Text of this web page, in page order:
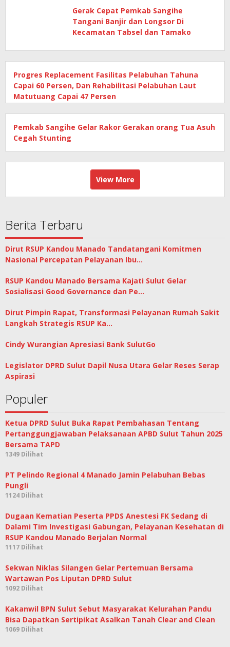
Gerak Cepat Pemkab Sangihe
Tangani Banjir dan Longsor Di
Kecamatan Tabsel dan Tamako
Progres Replacement Fasilitas Pelabuhan Tahuna
Capai 60 Persen, Dan Rehabilitasi Pelabuhan Laut
Matutuang Capai 47 Persen
Pemkab Sangihe Gelar Rakor Gerakan orang Tua Asuh
Cegah Stunting
View More
Berita Terbaru
Dirut RSUP Kandou Manado Tandatangani Komitmen
Nasional Percepatan Pelayanan Ibu…
RSUP Kandou Manado Bersama Kajati Sulut Gelar
Sosialisasi Good Governance dan Pe…
Dirut Pimpin Rapat, Transformasi Pelayanan Rumah Sakit
Langkah Strategis RSUP Ka…
Cindy Wurangian Apresiasi Bank SulutGo
Legislator DPRD Sulut Dapil Nusa Utara Gelar Reses Serap
Aspirasi
Populer
Ketua DPRD Sulut Buka Rapat Pembahasan Tentang
Pertanggungjawaban Pelaksanaan APBD Sulut Tahun 2025
Bersama TAPD
1349 Dilihat
PT Pelindo Regional 4 Manado Jamin Pelabuhan Bebas
Pungli
1124 Dilihat
Dugaan Kematian Peserta PPDS Anestesi FK Sedang di
Dalami Tim Investigasi Gabungan, Pelayanan Kesehatan di
RSUP Kandou Manado Berjalan Normal
1117 Dilihat
Sekwan Niklas Silangen Gelar Pertemuan Bersama
Wartawan Pos Liputan DPRD Sulut
1092 Dilihat
Kakanwil BPN Sulut Sebut Masyarakat Kelurahan Pandu
Bisa Dapatkan Sertipikat Asalkan Tanah Clear and Clean
1069 Dilihat